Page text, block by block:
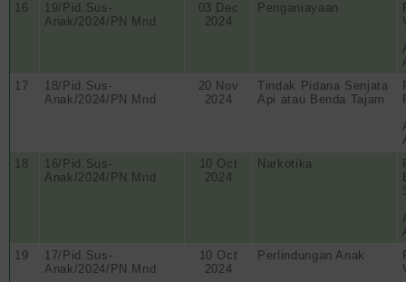
16
19/Pid.Sus-
Anak/2024/PN Mnd
03 Dec
2024
Penganiayaan
17
18/Pid.Sus-
Anak/2024/PN Mnd
20 Nov
2024
Tindak Pidana Senjata
Api atau Benda Tajam
18
16/Pid.Sus-
Anak/2024/PN Mnd
10 Oct
2024
Narkotika
19
17/Pid.Sus-
Anak/2024/PN Mnd
10 Oct
2024
Perlindungan Anak